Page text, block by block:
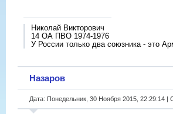
Николай Викторович
14 ОА ПВО 1974-1976
У России только два союзника - это
Назаров
Дата: Понедельник, 30 Ноября 2015, 22:29:14 |